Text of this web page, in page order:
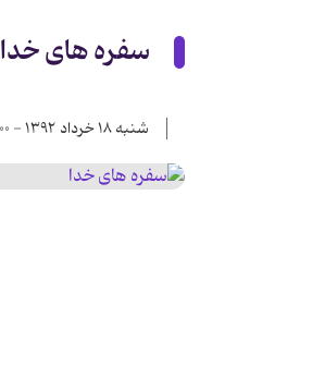
سفره های خدا
شنبه ۱۸ خرداد ۱۳۹۲ - ۰۰:۰۰